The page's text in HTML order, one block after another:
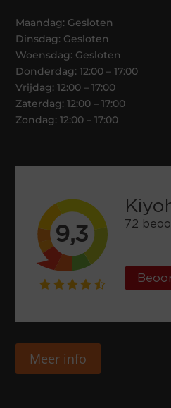
Maandag: Gesloten
Dinsdag: Gesloten
Woensdag: Gesloten
Donderdag: 12:00 – 17:00
Vrijdag: 12:00 – 17:00
Zaterdag: 12:00 – 17:00
Zondag: 12:00 – 17:00
Meer info